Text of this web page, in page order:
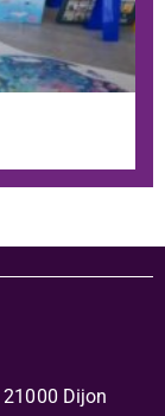
21000 Dijon